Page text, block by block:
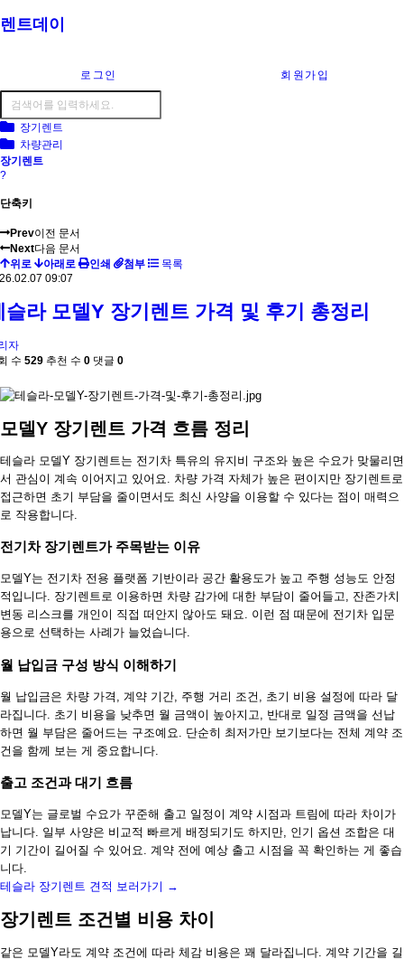
렌트데이
로그인 회원가입
장기렌트
차량관리
장기렌트
?
단축키
Prev이전 문서
Next다음 문서
위로
아래로 인쇄 첨부
목록
09:07
슬라 모델Y 장기렌트 가격 및 후기 총정리
자
수 529 추천 수 0 댓글 0
모델Y 장기렌트 가격 흐름 정리
테슬라 모델Y 장기렌트는 전기차 특유의 유지비 구조와 높은 수요가 맞물리면
서 관심이 계속 이어지고 있어요. 차량 가격 자체가 높은 편이지만 장기렌트로
접근하면 초기 부담을 줄이면서도 최신 사양을 이용할 수 있다는 점이 매력으
로 작용합니다.
전기차 장기렌트가 주목받는 이유
모델Y는 전기차 전용 플랫폼 기반이라 공간 활용도가 높고 주행 성능도 안정
적입니다. 장기렌트로 이용하면 차량 감가에 대한 부담이 줄어들고, 잔존가치
변동 리스크를 개인이 직접 떠안지 않아도 돼요. 이런 점 때문에 전기차 입문
용으로 선택하는 사례가 늘었습니다.
월 납입금 구성 방식 이해하기
월 납입금은 차량 가격, 계약 기간, 주행 거리 조건, 초기 비용 설정에 따라 달
라집니다. 초기 비용을 낮추면 월 금액이 높아지고, 반대로 일정 금액을 선납
하면 월 부담은 줄어드는 구조예요. 단순히 최저가만 보기보다는 전체 계약 조
건을 함께 보는 게 중요합니다.
출고 조건과 대기 흐름
모델Y는 글로벌 수요가 꾸준해 출고 일정이 계약 시점과 트림에 따라 차이가
납니다. 일부 사양은 비교적 빠르게 배정되기도 하지만, 인기 옵션 조합은 대
기 기간이 길어질 수 있어요. 계약 전에 예상 출고 시점을 꼭 확인하는 게 좋습
니다.
테슬라 장기렌트 견적 보러가기 →
장기렌트 조건별 비용 차이
같은 모델Y라도 계약 조건에 따라 체감 비용은 꽤 달라집니다. 계약 기간을 길